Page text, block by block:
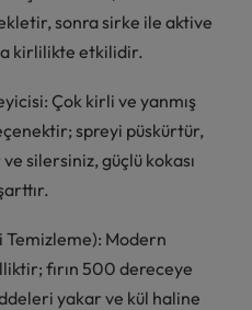
sonra sirke ile aktive
kirlilikte etkilidir.
Çok kirli ve yanmış
spreyi püskürtür,
silersiniz, güçlü kokası
Temizleme): Modern
fırın 500 dereceye
yakar ve kül haline